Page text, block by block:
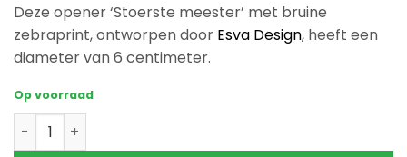
Deze opener ‘Stoerste meester’ met bruine
zebraprint, ontworpen door Esva Design, heeft een
diameter van 6 centimeter.
Op voorraad
Opener 'Stoerste meester' met bruine zebraprint